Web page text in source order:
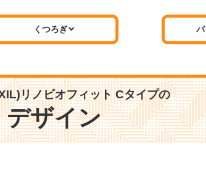
標準仕様モデル 標準
タオル掛
くつろぎ
リノビオフィット Cタイプの
デザイン